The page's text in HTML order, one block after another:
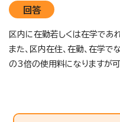
回答
区内に在勤若しくは在学であ
また、区内在住、在勤、在学
の3倍の使用料になりますが可